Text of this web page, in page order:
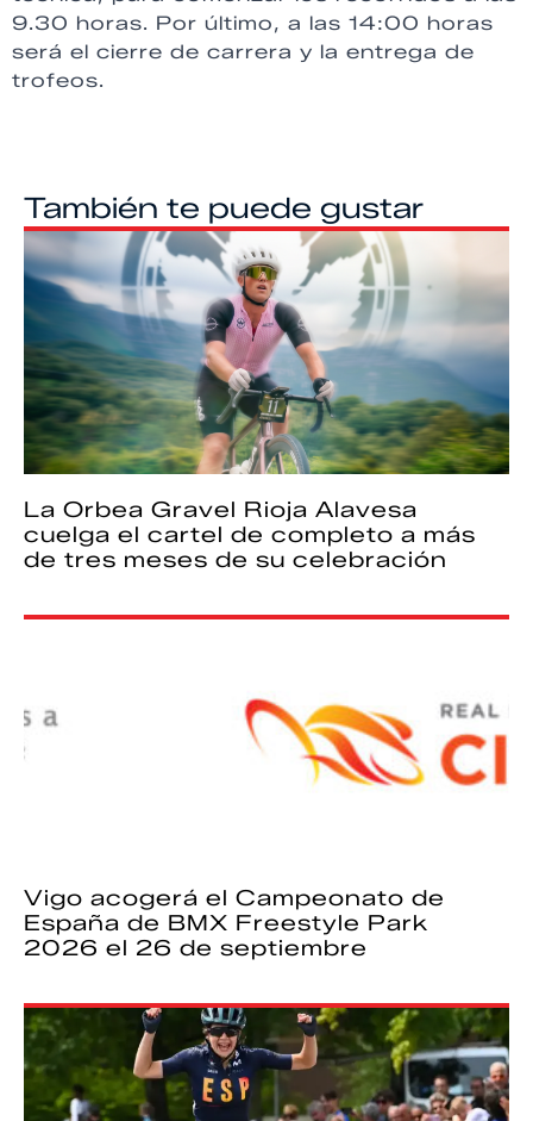
9.30 horas. Por último, a las 14:00 horas
será el cierre de carrera y la entrega de
trofeos.
También te puede gustar
La Orbea Gravel Rioja Alavesa
cuelga el cartel de completo a más
de tres meses de su celebración
Vigo acogerá el Campeonato de
España de BMX Freestyle Park
2026 el 26 de septiembre